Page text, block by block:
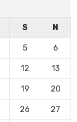
S N
5 6
12 13
19 20
26 27